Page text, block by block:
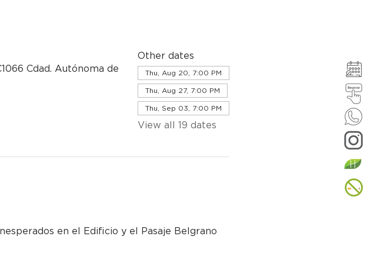
Cdad. Autónoma de
Other dates
Thu, Aug 20, 7:00 PM
Thu, Aug 27, 7:00 PM
Thu, Sep 03, 7:00 PM
View all 19 dates
en el Edificio y el Pasaje Belgrano